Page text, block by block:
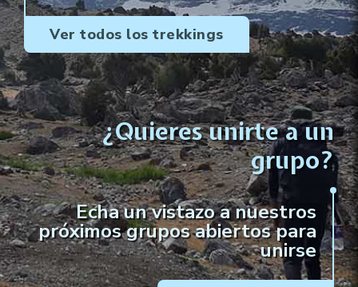
¿Quieres unirte a un
grupo?
Echa un vistazo a nuestros
próximos grupos abiertos para
unirse
Ver todos los trekkings